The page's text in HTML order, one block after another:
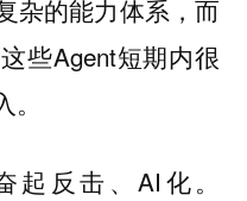
杂的能力体系，而
些Agent短期内很
起反击、AI化。